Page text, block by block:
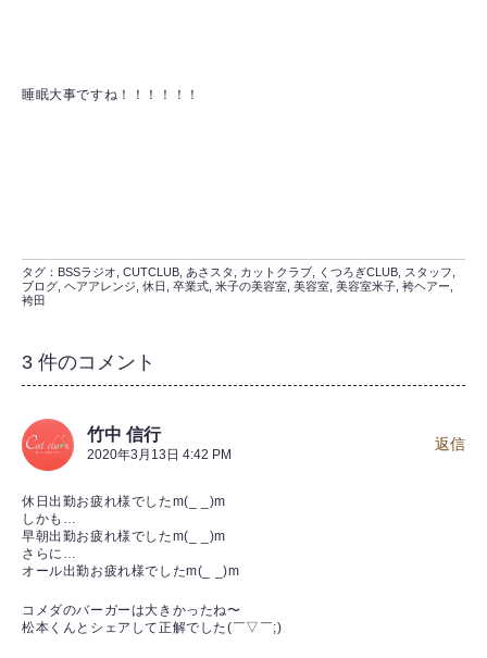
睡眠大事ですね！！！！！！
タグ： BSSラジオ CUTCLUB あさスタ カットクラブ くつろぎCLUB スタッフ
ブログ ヘアアレンジ 休日 卒業式 米子の美容室 美容室 美容室米子 袴ヘアー
袴田
3 件のコメント
竹中 信行
2020年3月13日 4:42 PM
休日出勤お疲れ様でしたm(_ _)m
しかも…
早朝出勤お疲れ様でしたm(_ _)m
さらに…
オール出勤お疲れ様でしたm(_ _)m
コメダのバーガーは大きかったね〜
松本くんとシェアして正解でした(￣▽￣;)
返信